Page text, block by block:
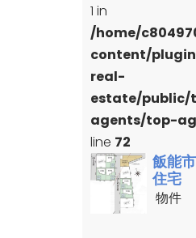
1 in
/home/
content/
real-
estate/
agents/top-
line 72
飯能
住宅
物件